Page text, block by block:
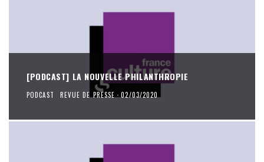
[PODCAST] LA NOUVELLE PHILANTHROPIE
PODCAST REVUE DE PRESSE · 02/03/2020